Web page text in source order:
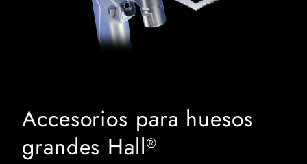
Accesorios para huesos
grandes Hall®